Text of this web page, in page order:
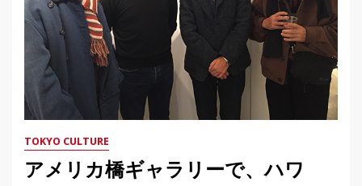
TOKYO CULTURE
アメリカ橋ギャラリーで、ハワ